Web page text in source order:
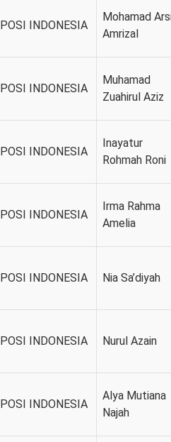
POSI INDONESIA
Mohamad
Amrizal
POSI INDONESIA
Muhamad
Zuahirul Aziz
POSI INDONESIA
Inayatur
Rohmah Roni
POSI INDONESIA
Irma Rahma
Amelia
POSI INDONESIA Nia Sa’diyah
POSI INDONESIA Nurul Azain
POSI INDONESIA
Alya Mutiana
Najah